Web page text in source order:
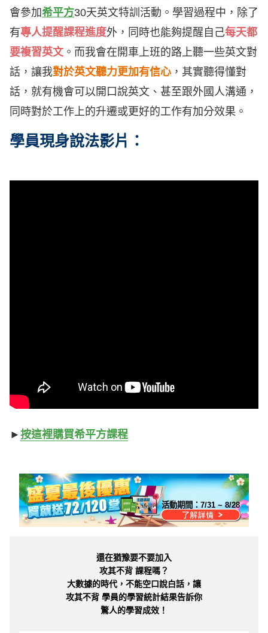
會參加希平方30天英文特訓活動。學習過程中，除了
有專人提醒課程進度外，同時也能夠提醒自己每天都
要複習英文。而我會在開車上班的路上聽一些英文對
話，讓我對於英文聽力更加有信心 ，其實聽得懂對
話，就有機會可以開口說英文、甚至跟外國人溝通，
同時對於工作上的升遷或更好的工作有加分效果。
學員現身說法影片：
► 按這裡購買希平方課程
活動期間：7/31 ~ 8/28
還在猶豫要不要加入
攻其不背 課程嗎？
大數據的時代，不能空口說白話，讓
攻其不背 學員的學習統計結果告訴你
驚人的學習成效！